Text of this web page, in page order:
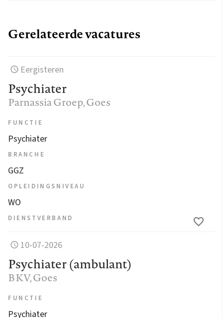
Gerelateerde vacatures
Eergisteren
Psychiater
Parnassia Groep, Goes
FUNCTIE
Psychiater
BRANCHE
GGZ
OPLEIDINGSNIVEAU
WO
DIENSTVERBAND
10-07-2026
Psychiater (ambulant)
BKV, Goes
FUNCTIE
Psychiater